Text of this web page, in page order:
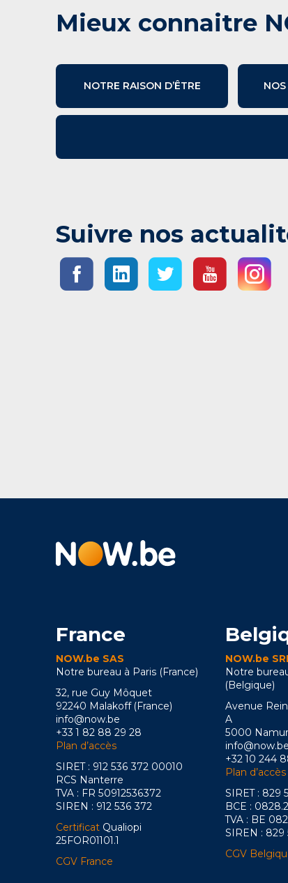
Mieux connaitre
NOTRE RAISON D’ÊTRE
Suivre nos
France
NOW.be SAS
Notre bureau à Paris (France)
32, rue Guy Môquet
92240 Malakoff (France)
info@now.be
+33 1 82 88 29 28
Plan d’accès
SIRET : 912 536 372 00010
RCS Nanterre
TVA : FR 50912536372
SIREN : 912 536 372
Certificat Qualiopi
25FOR01101.1
CGV France
NOW.be
Notre
(Belgique)
Avenue
A
5000
info@now.be
+32 10 244
Plan d’accès
SIRET : 829
BCE :
TVA : BE
SIREN : 829
CGV